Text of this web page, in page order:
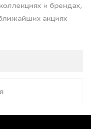
и брендах,
акциях